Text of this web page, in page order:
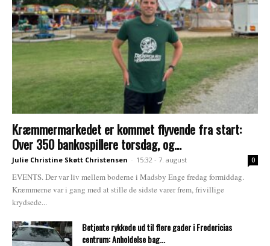
Kræmmermarkedet er kommet flyvende fra start:
Over 350 bankospillere torsdag, og...
Julie Christine Skøtt Christensen - 15:32 - 7. august 0
EVENTS. Der var liv mellem boderne i Madsby Enge fredag formiddag.
Kræmmerne var i gang med at stille de sidste varer frem, frivillige
krydsede...
Betjente rykkede ud til flere gader i Fredericias
centrum: Anholdelse bag...